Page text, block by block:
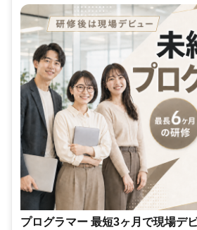
プログラマー 最短3ヶ月で現場デ